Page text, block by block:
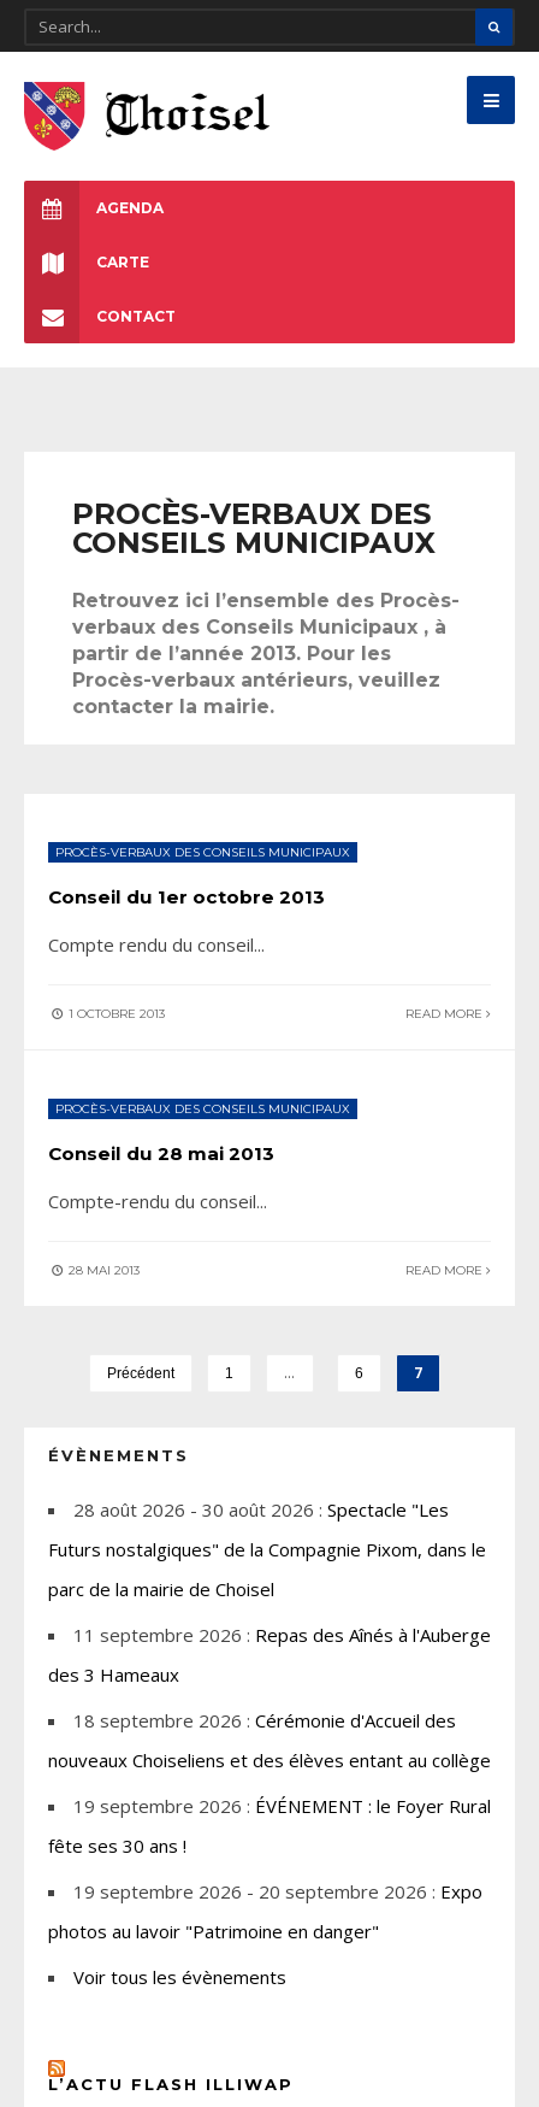
AGENDA
CARTE
CONTACT
PROCÈS-VERBAUX DES
CONSEILS MUNICIPAUX
Retrouvez ici l’ensemble des Procès-
verbaux des Conseils Municipaux , à
partir de l’année 2013. Pour les
Procès-verbaux antérieurs, veuillez
contacter la mairie.
PROCÈS-VERBAUX DES CONSEILS MUNICIPAUX
Conseil du 1er octobre 2013
Compte rendu du conseil...
1 OCTOBRE 2013 READ MORE
PROCÈS-VERBAUX DES CONSEILS MUNICIPAUX
Conseil du 28 mai 2013
Compte-rendu du conseil...
28 MAI 2013 READ MORE
Précédent 1 … 6 7
ÉVÈNEMENTS
28 août 2026 - 30 août 2026 : Spectacle "Les
Futurs nostalgiques" de la Compagnie Pixom, dans le
parc de la mairie de Choisel
11 septembre 2026 : Repas des Aînés à l'Auberge
des 3 Hameaux
18 septembre 2026 : Cérémonie d'Accueil des
nouveaux Choiseliens et des élèves entant au collège
19 septembre 2026 : ÉVÉNEMENT : le Foyer Rural
fête ses 30 ans !
19 septembre 2026 - 20 septembre 2026 : Expo
photos au lavoir "Patrimoine en danger"
Voir tous les évènements
L’ACTU FLASH ILLIWAP